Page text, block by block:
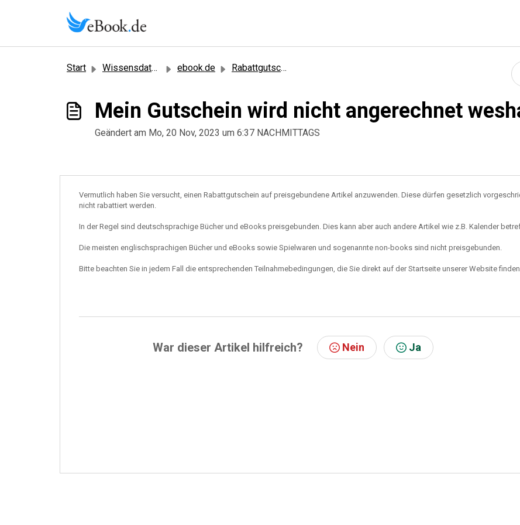
Start Wissensdatenbank ebook.de Rabattgutscheine
Mein Gutschein wird nicht angerechnet
Geändert am Mo, 20 Nov, 2023 um 6:37 NACHMITTAGS
Vermutlich haben Sie versucht, einen Rabattgutschein auf preisgebundene Artikel anzuwenden. Diese dürfen gesetzlich
nicht rabattiert werden.
In der Regel sind deutschsprachige Bücher und eBooks preisgebunden. Dies kann aber auch andere Artikel wie z.B. Kalender
Die meisten englischsprachigen Bücher und eBooks sowie Spielwaren und sogenannte non-books sind nicht preisgebunden.
Bitte beachten Sie in jedem Fall die entsprechenden Teilnahmebedingungen, die Sie direkt auf der Startseite unserer Website
War dieser Artikel hilfreich? Nein Ja